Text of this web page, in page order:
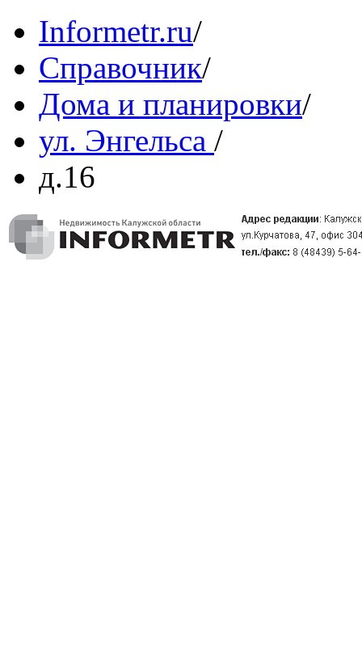
Informetr.ru/
Справочник/
Дома и планировки/
ул. Энгельса /
д.16